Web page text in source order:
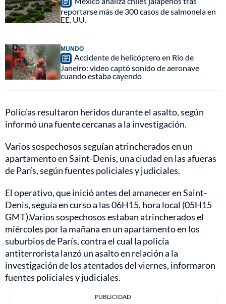
reportarse más de 300 casos de salmonela en
EE. UU.
MUNDO
Accidente de helicóptero en Río de
Janeiro: video captó sonido de aeronave
cuando estaba cayendo
Policías resultaron heridos durante el asalto, según
informó una fuente cercanas a la investigación.
Varios sospechosos seguían atrincherados en un
apartamento en Saint-Denis, una ciudad en las afueras
de París, según fuentes policiales y judiciales.
El operativo, que inició antes del amanecer en Saint-
Denis, seguía en curso a las 06H15, hora local (05H15
GMT).Varios sospechosos estaban atrincherados el
miércoles por la mañana en un apartamento en los
suburbios de París, contra el cual la policía
antiterrorista lanzó un asalto en relación a la
investigación de los atentados del viernes, informaron
fuentes policiales y judiciales.
PUBLICIDAD